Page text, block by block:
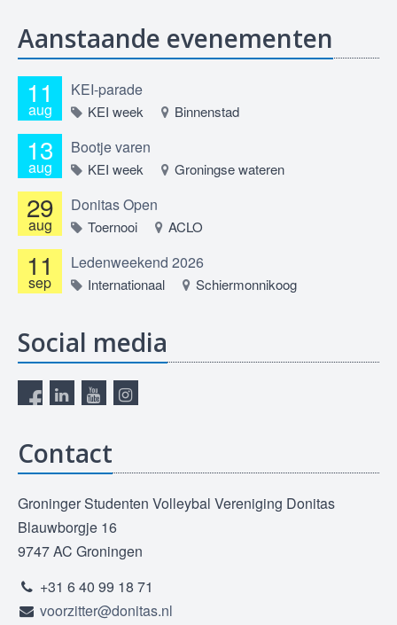
Aanstaande evenementen
11
aug
KEI-parade
KEI week Binnenstad
13
aug
Bootje varen
KEI week Groningse wateren
29
aug
Donitas Open
Toernooi ACLO
11
sep
Ledenweekend 2026
Internationaal Schiermonnikoog
Social media
Contact
Groninger Studenten Volleybal Vereniging Donitas
Blauwborgje 16
9747 AC Groningen
+31 6 40 99 18 71
voorzitter@donitas.nl